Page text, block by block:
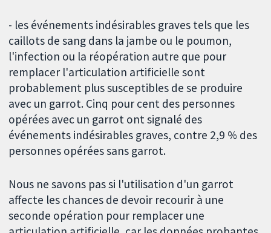
- les événements indésirables graves tels que les
caillots de sang dans la jambe ou le poumon,
l'infection ou la réopération autre que pour
remplacer l'articulation artificielle sont
probablement plus susceptibles de se produire
avec un garrot. Cinq pour cent des personnes
opérées avec un garrot ont signalé des
événements indésirables graves, contre 2,9 % des
personnes opérées sans garrot.
Nous ne savons pas si l'utilisation d'un garrot
affecte les chances de devoir recourir à une
seconde opération pour remplacer une